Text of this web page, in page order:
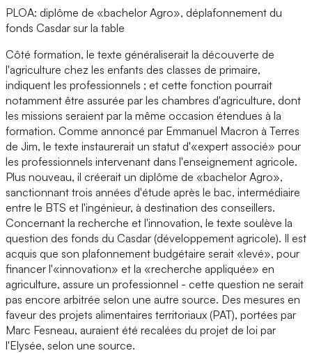
PLOA: diplôme de «bachelor Agro», déplafonnement du
fonds Casdar sur la table
Côté formation, le texte généraliserait la découverte de
l'agriculture chez les enfants des classes de primaire,
indiquent les professionnels ; et cette fonction pourrait
notamment être assurée par les chambres d'agriculture, dont
les missions seraient par la même occasion étendues à la
formation. Comme annoncé par Emmanuel Macron à Terres
de Jim, le texte instaurerait un statut d'«expert associé» pour
les professionnels intervenant dans l'enseignement agricole.
Plus nouveau, il créerait un diplôme de «bachelor Agro»,
sanctionnant trois années d'étude après le bac, intermédiaire
entre le BTS et l'ingénieur, à destination des conseillers.
Concernant la recherche et l'innovation, le texte soulève la
question des fonds du Casdar (développement agricole). Il est
acquis que son plafonnement budgétaire serait «levé», pour
financer l'«innovation» et la «recherche appliquée» en
agriculture, assure un professionnel - cette question ne serait
pas encore arbitrée selon une autre source. Des mesures en
faveur des projets alimentaires territoriaux (PAT), portées par
Marc Fesneau, auraient été recalées du projet de loi par
l'Elysée, selon une source.